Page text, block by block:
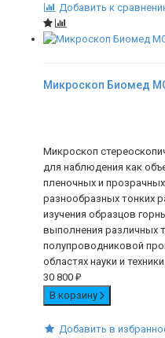
Добавить к
Микроскоп Биомед
Микроскоп
для наблюдения как
пленочных и
разнообразных тонких
изучения образцов
выполнения различных
полупроводниковой
областях науки и
30 800 ₽
В корзину
Добавить в